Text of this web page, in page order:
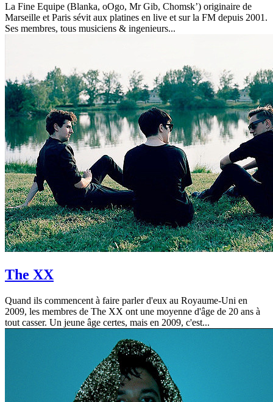
La Fine Equipe (Blanka, oOgo, Mr Gib, Chomsk’) originaire de
Marseille et Paris sévit aux platines en live et sur la FM depuis 2001.
Ses membres, tous musiciens & ingenieurs...
The XX
Quand ils commencent à faire parler d'eux au Royaume-Uni en
2009, les membres de The XX ont une moyenne d'âge de 20 ans à
tout casser. Un jeune âge certes, mais en 2009, c'est...